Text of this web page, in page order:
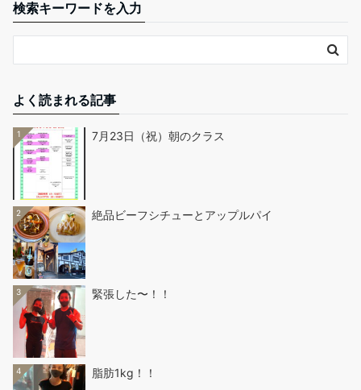
検索キーワードを入力
よく読まれる記事
1 7月23日（祝）朝のクラス
2 絶品ビーフシチューとアップルパイ
3 緊張した〜！！
4 脂肪1kg！！